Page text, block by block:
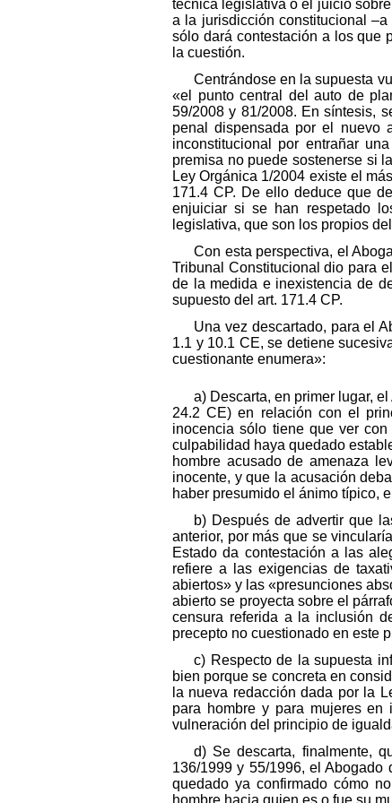
técnica legislativa o el juicio
a la jurisdicción constitucional
sólo dará contestación a los que
la cuestión.
Centrándose en la supuesta
«el punto central del auto de
59/2008 y 81/2008. En síntesis,
penal dispensada por el nuevo
inconstitucional por entrañar
premisa no puede sostenerse si
Ley Orgánica 1/2004 existe el
171.4 CP. De ello deduce que
enjuiciar si se han respetado
legislativa, que son los propios
Con esta perspectiva, el
Tribunal Constitucional dio para
de la medida e inexistencia de
supuesto del art. 171.4 CP.
Una vez descartado, para el
1.1 y 10.1 CE, se detiene
cuestionante enumera»:
a) Descarta, en primer lugar,
24.2 CE) en relación con el
inocencia sólo tiene que ver
culpabilidad haya quedado
hombre acusado de amenaza
inocente, y que la acusación
haber presumido el ánimo típico,
b) Después de advertir que
anterior, por más que se
Estado da contestación a las
refiere a las exigencias de
abiertos» y las «presunciones
abierto se proyecta sobre el
censura referida a la inclusión
precepto no cuestionado en este
c) Respecto de la supuesta
bien porque se concreta en
la nueva redacción dada por la
para hombre y para mujeres
vulneración del principio de
d) Se descarta, finalmente,
136/1999 y 55/1996, el
quedado ya confirmado cómo
hombre hacia quien es o fue su